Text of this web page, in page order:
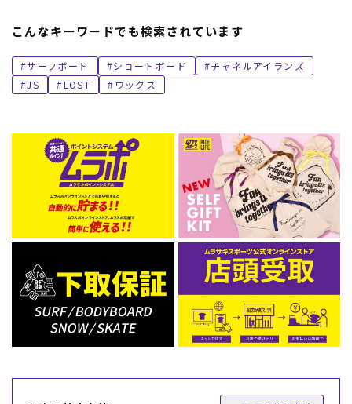
ムラサキスポーツ 公式アプリ
ポイント・クーポンもこのアプリで！
こんなキーワードでも検索されています
サーフボード ショートボード
チャネルアイランズ
JS
LOST ワックス